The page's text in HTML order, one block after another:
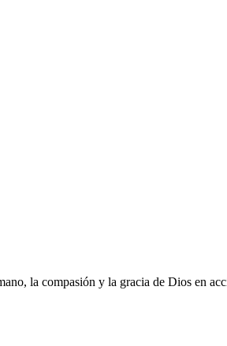
la compasión y la gracia de Dios en